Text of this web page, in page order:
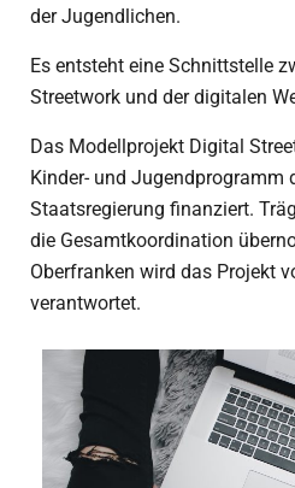
der Jugendlichen.
Es entsteht eine Schnittstelle
Streetwork und der digitalen
Das Modellprojekt Digital
Kinder- und Jugendprogramm
Staatsregierung finanziert.
die Gesamtkoordination
Oberfranken wird das Projekt
verantwortet.